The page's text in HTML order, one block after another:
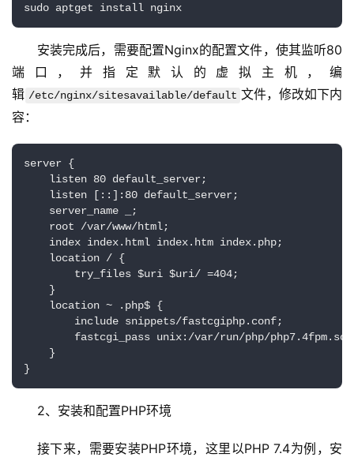
安装完成后，需要配置Nginx的配置文件，使其监听80
端口，并指定默认的虚拟主机，编
辑 /etc/nginx/sitesavailable/default 文件，修改如下内
容：
server {
    listen 80 default_server;
    listen [::]:80 default_server;
    server_name _;
    root /var/www/html;
    index index.html index.htm index.php;
    location / {
        try_files $uri $uri/ =404;
    }
    location ~ .php$ {
        include snippets/fastcgiphp.conf;
fastcgi_pass unix:/var/run/php/
    }
2、安装和配置PHP环境
接下来，需要安装PHP环境，这里以PHP 7.4为例，安